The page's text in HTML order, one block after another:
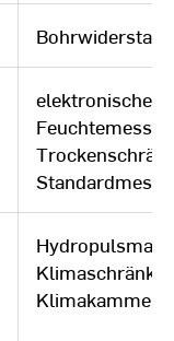
elektronische
Klimaschränke,
Klimakammern